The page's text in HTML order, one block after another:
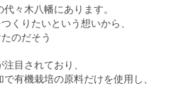
々木八幡にあります。
くりたいという想いから、
のだそう
目されており、
有機栽培の原料だけを使用し、